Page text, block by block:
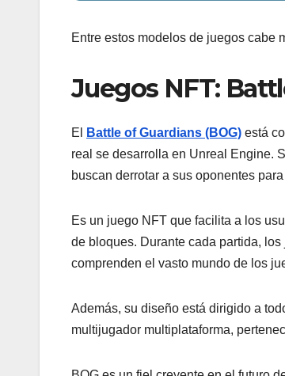
Entre estos modelos de juegos cabe
Juegos NFT:
El Battle of Guardians (BOG) está
real se desarrolla en Unreal Engine.
buscan derrotar a sus oponentes
Es un juego NFT que facilita a los
de bloques. Durante cada partida,
comprenden el vasto mundo de los
Además, su diseño está dirigido a
multijugador multiplataforma,